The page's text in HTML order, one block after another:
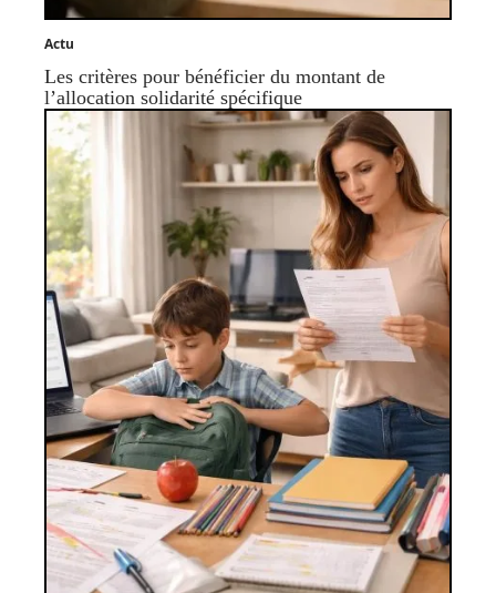
Actu
Les critères pour bénéficier du montant de
l’allocation solidarité spécifique